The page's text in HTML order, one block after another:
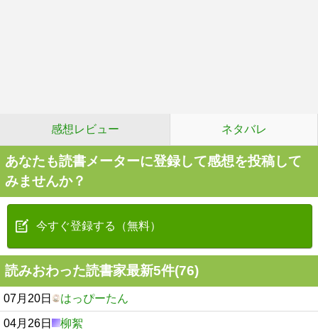
感想レビュー ネタバレ
あなたも読書メーターに登録して感想を投稿して
みませんか？
今すぐ登録する（無料）
読みおわった読書家最新5件(76)
07月20日 はっぴーたん
04月26日 柳絮